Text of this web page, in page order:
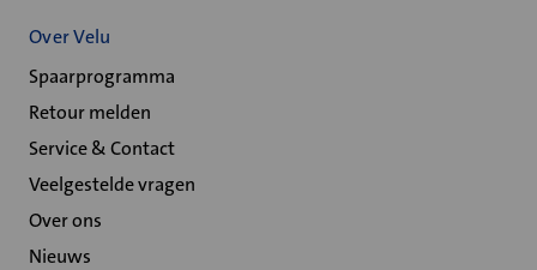
Over Velu
Spaarprogramma
Retour melden
Service & Contact
Veelgestelde vragen
Over ons
Nieuws